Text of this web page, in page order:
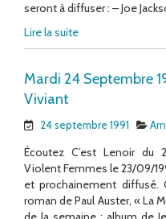
seront à diffuser : – Joe
Lire la suite
Mardi 24 Septembre
Viviant
24 septembre 1991
Écoutez C’est Lenoir du
Violent Femmes le 23/09/
et prochainement diffusé.
roman de Paul Auster, « La